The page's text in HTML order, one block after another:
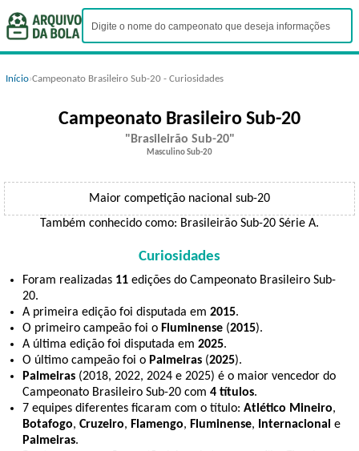
Início›Campeonato Brasileiro Sub-20 - Curiosidades
Campeonato Brasileiro Sub-20
Brasileirão Sub-20
Masculino Sub-20
Maior competição nacional sub-20
Também conhecido como: Brasileirão Sub-20 Série A.
Curiosidades
Foram realizadas 11 edições do Campeonato Brasileiro Sub-
20.
A primeira edição foi disputada em 2015.
O primeiro campeão foi o Fluminense (2015).
A última edição foi disputada em 2025.
O último campeão foi o Palmeiras (2025).
Palmeiras (2018, 2022, 2024 e 2025) é o maior vencedor do
Campeonato Brasileiro Sub-20 com 4 títulos.
7 equipes diferentes ficaram com o título: Atlético Mineiro,
Botafogo, Cruzeiro, Flamengo, Fluminense, Internacional e
Palmeiras.